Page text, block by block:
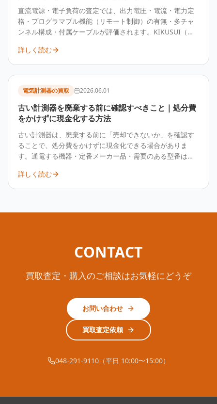
直流電源・電子負荷の査定では、出力電圧・電流・電力定
格・プログラマブル機能（リモート制御）の有無・多チャ
ンネル構成・付属ケーブルが評価されます。KIKUSUI（菊
所・MATSUSADA などの機種は中古需要があり、動作確認
済みの個体は優位に査定されます。
詳しく読む
電気計測器の買取 2026.06.01
古い計測器を廃棄する前に確認すべきこと｜処分費
をかけずに現金化する方法
古い計測器は、廃棄する前に「売却できないか」を確認す
ることで、処分費をかけずに現金化できる場合がありま
す。通電する機器・定番メーカー品・需要のある型番は買
ら逆にプラスになることもあります。まずは型番をお知ら
せください。
詳しく読む
CONTACT
買取査定・購入のご相談はお気軽にどうぞ
お問い合わせ
買取査定依頼
048-291-9110（平日 10:00〜15:00）